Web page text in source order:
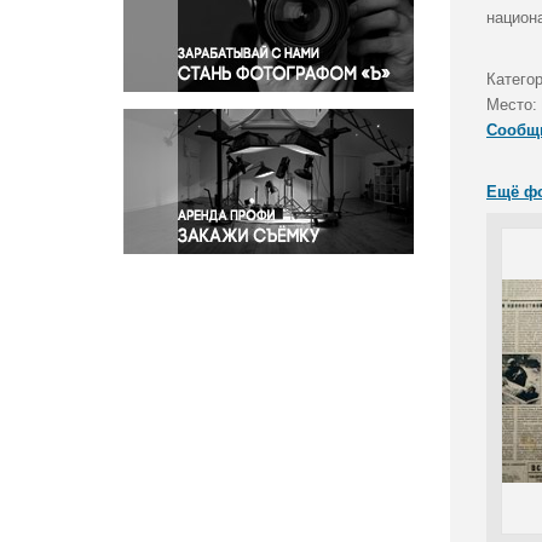
Правосудие
Происшествия и конфликты
Религия
Светская жизнь
Спорт
Экология
Экономика и бизнес
Место:
Ещё